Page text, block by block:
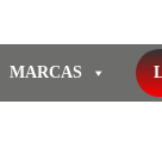
MARCAS